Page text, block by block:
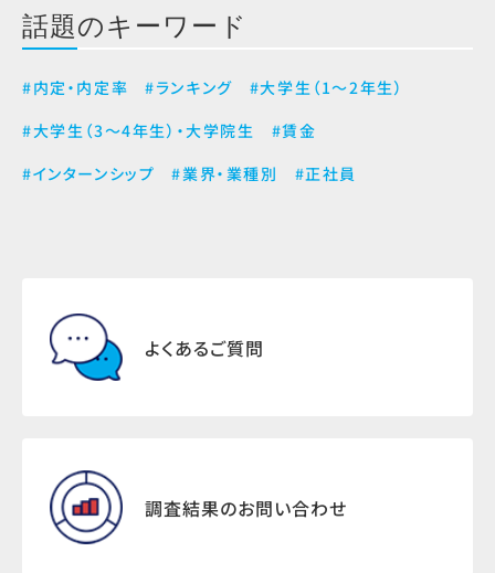
話題のキーワード
#内定・内定率 #ランキング
#大学生（1～2年生）
#大学生（3～4年生）・大学院生
#賃金
#インターンシップ
#業界・業種別 #正社員
よくあるご質問
調査結果のお問い合わせ